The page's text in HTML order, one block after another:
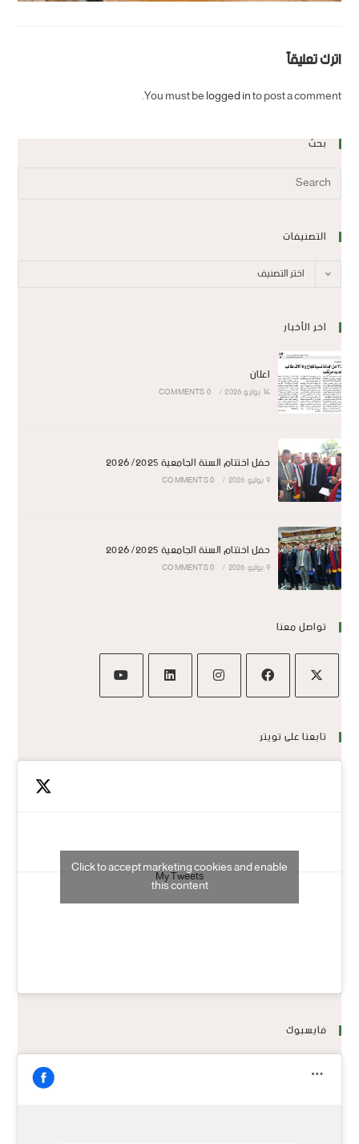
اترك تعليقاً
You must belogged into post a comment.
بحث
التصنيفات
اختر التصنيف
اخر الأخبار
اعلان
14 يوليو 2026 /
0 COMMENTS
حفل اختتام السنة الجامعية 2026/2025
9 يوليو 2026 /
0 COMMENTS
حفل اختتام السنة الجامعية 2026/2025
9 يوليو 2026 /
0 COMMENTS
تواصل معنا
تابعنا على تويتر
My Tweets
Click to accept marketing cookies and enable
this content
فايسبوك